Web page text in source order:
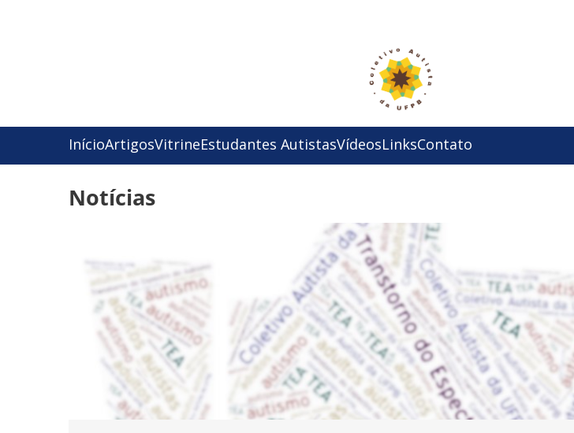
InícioArtigosVitrineEstudantes AutistasVídeosLinksContato
Notícias